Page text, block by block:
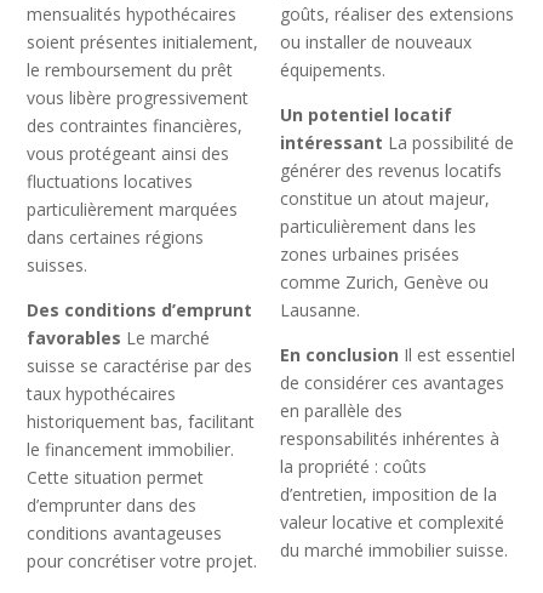
mensualités hypothécaires
soient présentes initialement,
le remboursement du prêt
vous libère progressivement
des contraintes financières,
vous protégeant ainsi des
fluctuations locatives
particulièrement marquées
dans certaines régions
suisses.
Des conditions d’emprunt
favorables Le marché
suisse se caractérise par des
taux hypothécaires
historiquement bas, facilitant
le financement immobilier.
Cette situation permet
d’emprunter dans des
conditions avantageuses
pour concrétiser votre projet.
goûts, réaliser des extensions
ou installer de nouveaux
équipements.
Un potentiel locatif
intéressant La possibilité de
générer des revenus locatifs
constitue un atout majeur,
particulièrement dans les
zones urbaines prisées
comme Zurich, Genève ou
Lausanne.
En conclusion Il est essentiel
de considérer ces avantages
en parallèle des
responsabilités inhérentes à
la propriété : coûts
d’entretien, imposition de la
valeur locative et complexité
du marché immobilier suisse.